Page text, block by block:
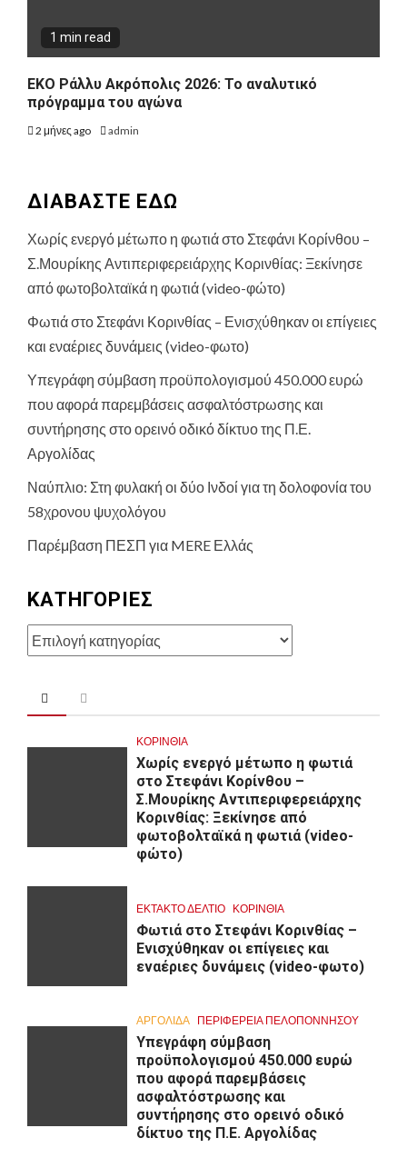
1 min read
ΕΚΟ Ράλλυ Ακρόπολις 2026: Το αναλυτικό
πρόγραμμα του αγώνα
2 μήνες ago admin
ΔΙΑΒΑΣΤΕ ΕΔΩ
Χωρίς ενεργό μέτωπο η φωτιά στο Στεφάνι Κορίνθου –
Σ.Μουρίκης Αντιπεριφερειάρχης Κορινθίας: Ξεκίνησε
από φωτοβολταϊκά η φωτιά (video-φώτο)
Φωτιά στο Στεφάνι Κορινθίας – Ενισχύθηκαν οι επίγειες
και εναέριες δυνάμεις (video-φωτο)
Υπεγράφη σύμβαση προϋπολογισμού 450.000 ευρώ
που αφορά παρεμβάσεις ασφαλτόστρωσης και
συντήρησης στο ορεινό οδικό δίκτυο της Π.Ε.
Αργολίδας
Ναύπλιο: Στη φυλακή οι δύο Ινδοί για τη δολοφονία του
58χρονου ψυχολόγου
Παρέμβαση ΠΕΣΠ για MERE Ελλάς
KΑΤΗΓΟΡΊΕΣ
Kατηγορίες
ΚΟΡΙΝΘΊΑ
Χωρίς ενεργό μέτωπο η φωτιά
στο Στεφάνι Κορίνθου –
Σ.Μουρίκης Αντιπεριφερειάρχης
Κορινθίας: Ξεκίνησε από
φωτοβολταϊκά η φωτιά (video-
φώτο)
ΕΚΤΑΚΤΟ ΔΕΛΤΙΟ ΚΟΡΙΝΘΊΑ
Φωτιά στο Στεφάνι Κορινθίας –
Ενισχύθηκαν οι επίγειες και
εναέριες δυνάμεις (video-φωτο)
ΑΡΓΟΛΙΔΑ ΠΕΡΙΦΈΡΕΙΑ ΠΕΛΟΠΟΝΝΉΣΟΥ
Υπεγράφη σύμβαση
προϋπολογισμού 450.000 ευρώ
που αφορά παρεμβάσεις
ασφαλτόστρωσης και
συντήρησης στο ορεινό οδικό
δίκτυο της Π.Ε. Αργολίδας